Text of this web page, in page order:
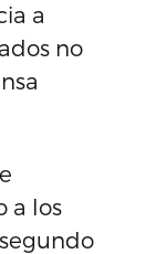
a
no
a los